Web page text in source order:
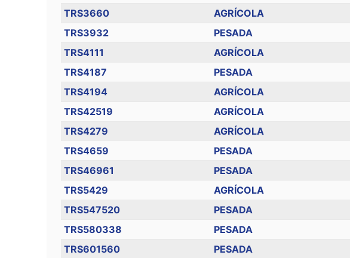
TRS3660
AGRÍCOLA
TRS3932
PESADA
TRS4111
AGRÍCOLA
TRS4187
PESADA
TRS4194
AGRÍCOLA
TRS42519
AGRÍCOLA
TRS4279
AGRÍCOLA
TRS4659
PESADA
TRS46961
PESADA
TRS5429
AGRÍCOLA
TRS547520
PESADA
TRS580338
PESADA
TRS601560
PESADA